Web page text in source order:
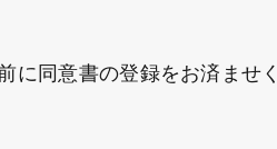
に同意書の登録をお済ませ